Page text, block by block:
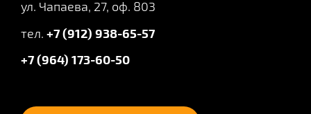
ул. Чапаева, 27, оф. 803
тел. +7 (912) 938-65-57
+7 (964) 173-60-50